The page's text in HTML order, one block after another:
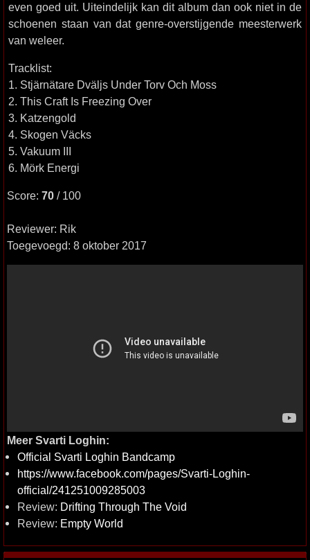
even goed uit. Uiteindelijk kan dit album dan ook niet in de
schoenen staan van dat genre-overstijgende meesterwerk
van weleer.
Tracklist:
1. Stjärnätare Dväljs Under Torv Och Moss
2. This Craft Is Freezing Over
3. Katzengold
4. Skogen Väcks
5. Vakuum III
6. Mörk Energi
Score: 70 / 100
Reviewer: Rik
Toegevoegd: 8 oktober 2017
Meer Svarti Loghin:
Official Svarti Loghin Bandcamp
https://www.facebook.com/pages/Svarti-Loghin-
official/241251009285003
Review: Drifting Through The Void
Review: Empty World